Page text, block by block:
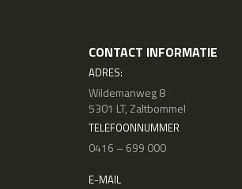
CONTACT INFORMATIE
ADRES:
Wildemanweg 8
5301 LT, Zaltbommel
TELEFOONNUMMER
0416 – 699 000
E-MAIL